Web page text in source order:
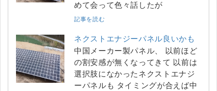
めて会って色々話したが
記事を読む
ネクストエナジーパネル良いかも
中国メーカー製パネル、 以前ほど
の割安感が無くなってきて 以前は
選択肢になかったネクストエナジ
ーパネルも タイミングが合えば中